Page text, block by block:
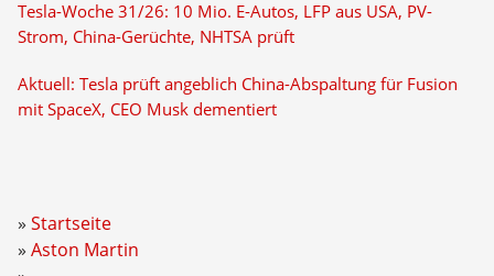
Tesla-Woche 31/26: 10 Mio. E-Autos, LFP aus USA, PV-
Strom, China-Gerüchte, NHTSA prüft
Aktuell: Tesla prüft angeblich China-Abspaltung für Fusion
mit SpaceX, CEO Musk dementiert
Startseite
Aston Martin